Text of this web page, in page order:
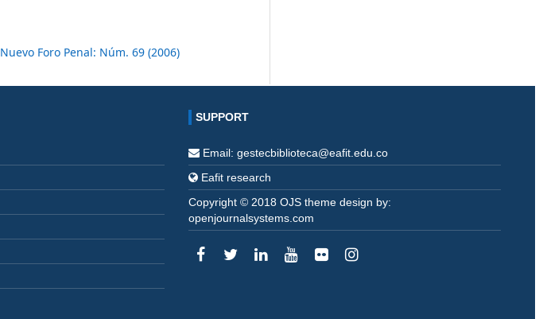
Nuevo Foro Penal: Núm. 69 (2006)
SUPPORT
Email: gestecbiblioteca@eafit.edu.co
Eafit research
Copyright © 2018 OJS theme design by:
openjournalsystems.com